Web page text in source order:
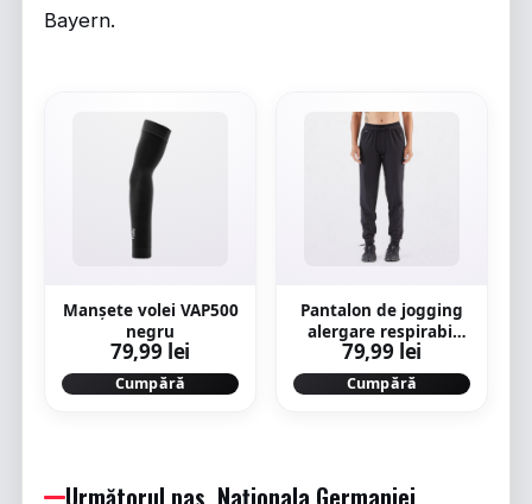
Bayern.
Manșete volei VAP500
negru
79,99 lei
Cumpără
Pantalon de jogging
alergare respirabil
Kiprun run 500 dry
negru Damă
79,99 lei
Cumpără
Următorul pas. Naționala Germaniei